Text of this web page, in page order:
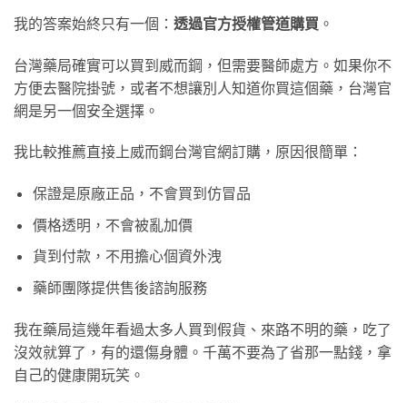
我的答案始終只有一個： 透過官方授權管道購買 。
台灣藥局確實可以買到威而鋼，但需要醫師處方。如果你不
方便去醫院掛號，或者不想讓別人知道你買這個藥，台灣官
網是另一個安全選擇。
我比較推薦直接上威而鋼台灣官網訂購，原因很簡單：
保證是原廠正品，不會買到仿冒品
價格透明，不會被亂加價
貨到付款，不用擔心個資外洩
藥師團隊提供售後諮詢服務
我在藥局這幾年看過太多人買到假貨、來路不明的藥，吃了
沒效就算了，有的還傷身體。千萬不要為了省那一點錢，拿
自己的健康開玩笑。